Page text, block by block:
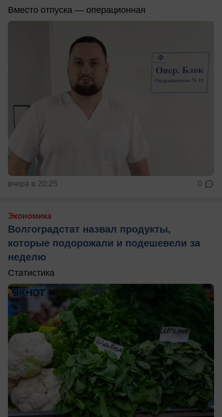
Вместо отпуска — операционная
вчера в 20:25 0
Экономика
Волгоградстат назвал продукты,
которые подорожали и подешевели за
неделю
Статистика